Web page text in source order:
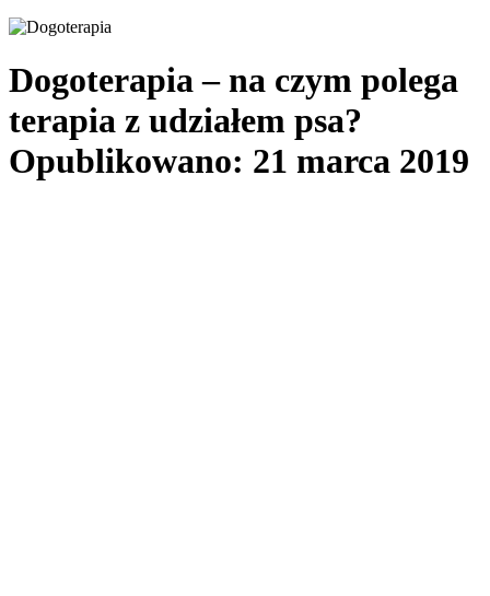
Dogoterapia – na czym polega
terapia z udziałem psa?
Opublikowano: 21 marca 2019